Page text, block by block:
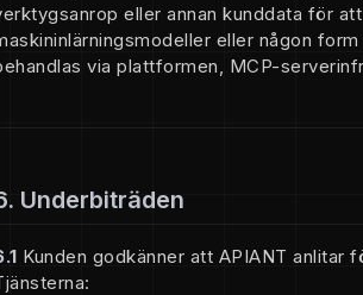
eller annan kunddata för
eller någon
via plattformen, MCP-
Underbiträden
Kunden godkänner att APIANT anlitar